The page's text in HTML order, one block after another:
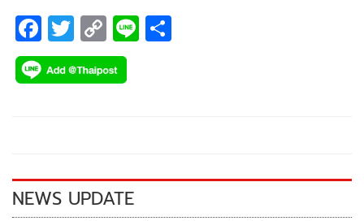
F
ac
e
k
T
wi
tt
C
o
p
k
Li
NEWS UPDATE